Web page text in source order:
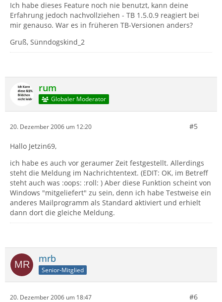
Ich habe dieses Feature noch nie benutzt, kann deine
Erfahrung jedoch nachvollziehen - TB 1.5.0.9 reagiert bei
mir genauso. War es in früheren TB-Versionen anders?
Gruß, Sünndogskind_2
rum
Globaler Moderator
20. Dezember 2006 um 12:20 #5
Hallo Jetzin69,
ich habe es auch vor geraumer Zeit festgestellt. Allerdings
steht die Meldung im Nachrichtentext. (EDIT: OK, im Betreff
steht auch was :oops: :roll: ) Aber diese Funktion scheint von
Windows "mitgeliefert" zu sein, denn ich habe Testweise ein
anderes Mailprogramm als Standard aktiviert und erhielt
dann dort die gleiche Meldung.
mrb
Senior-Mitglied
20. Dezember 2006 um 18:47 #6